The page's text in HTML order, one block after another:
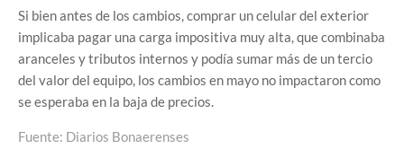
Si bien antes de los cambios, comprar un celular del exterior
implicaba pagar una carga impositiva muy alta, que combinaba
aranceles y tributos internos y podía sumar más de un tercio
del valor del equipo, los cambios en mayo no impactaron como
se esperaba en la baja de precios.
Fuente: Diarios Bonaerenses